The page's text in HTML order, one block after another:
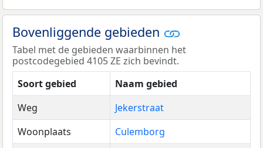
Bovenliggende gebieden
Tabel met de gebieden waarbinnen het
postcodegebied 4105 ZE zich bevindt.
Soort gebied
Naam gebied
Weg
Jekerstraat
Woonplaats
Culemborg